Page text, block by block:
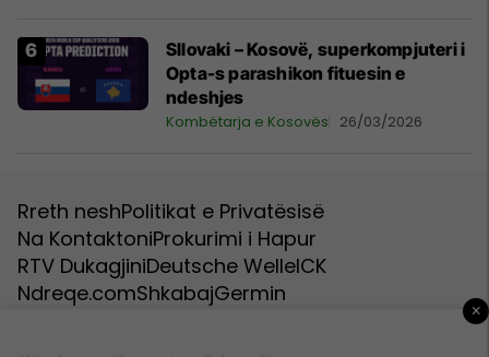
Sllovaki – Kosovë, superkompjuteri i
Opta-s parashikon fituesin e
ndeshjes
Kombëtarja e Kosovës 26/03/2026
Rreth neshPolitikat e Privatësisë
Na KontaktoniProkurimi i Hapur
RTV DukagjiniDeutsche WelleICK
Ndreqe.comShkabajGermin
×